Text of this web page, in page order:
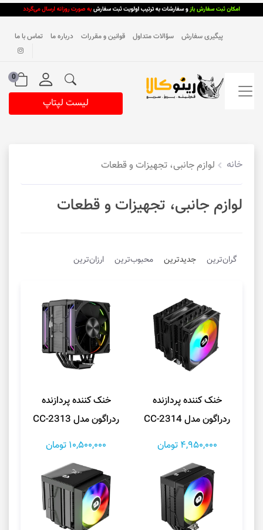
پیگیری سفارش سؤالات متداول قوانین و مقررات درباره ما تماس با ما
0
لیست لپتاپ
خانه لوازم جانبی، تجهیزات و قطعات
لوازم جانبی، تجهیزات و قطعات
گران‌ترین جدیدترین محبوب‌ترین ارزان‌ترین
خنک کننده پردازنده
ردراگون مدل CC-2314
4,950,000 تومان
خنک کننده پردازنده
ردراگون مدل CC-2313
10,500,000 تومان